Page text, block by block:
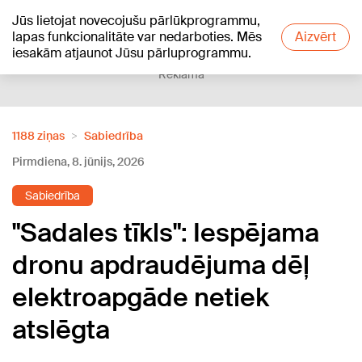
Jūs lietojat novecojušu pārlūkprogrammu,
lapas funkcionalitāte var nedarboties. Mēs
iesakām atjaunot Jūsu pārluprogrammu.
Aizvērt
+12°C
Reklāma
1188 ziņas
Sabiedrība
Pirmdiena, 8. jūnijs, 2026
Sabiedrība
"Sadales tīkls": Iespējama
dronu apdraudējuma dēļ
elektroapgāde netiek
atslēgta